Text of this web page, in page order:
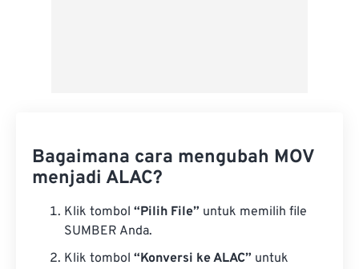
Bagaimana cara mengubah MOV
menjadi ALAC?
Klik tombol “Pilih File” untuk memilih file
SUMBER Anda.
Klik tombol “Konversi ke ALAC” untuk